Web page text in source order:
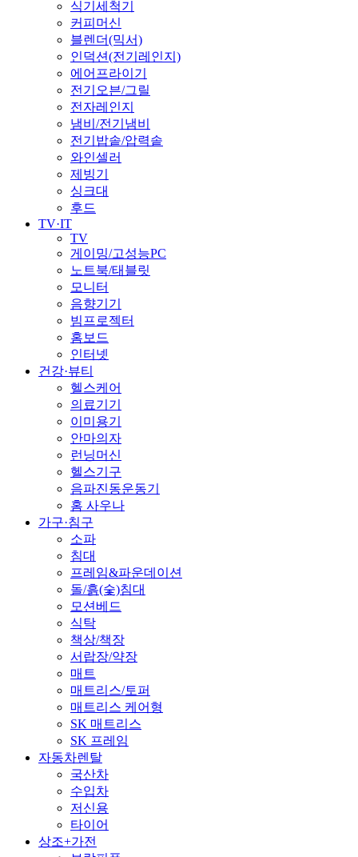
식기세척기
커피머신
블렌더(믹서)
인덕션(전기레인지)
에어프라이기
전기오븐/그릴
전자레인지
냄비/전기냄비
전기밥솥/압력솥
와인셀러
제빙기
싱크대
후드
TV·IT
TV
게이밍/고성능PC
노트북/태블릿
모니터
음향기기
빔프로젝터
홈보드
인터넷
건강·뷰티
헬스케어
의료기기
이미용기
안마의자
런닝머신
헬스기구
음파진동운동기
홈 사우나
가구·침구
소파
침대
프레임&파운데이션
돌/흙(숯)침대
모션베드
식탁
책상/책장
서랍장/약장
매트
매트리스/토퍼
매트리스 케어형
SK 매트리스
SK 프레임
자동차렌탈
국산차
수입차
저신용
타이어
상조+가전